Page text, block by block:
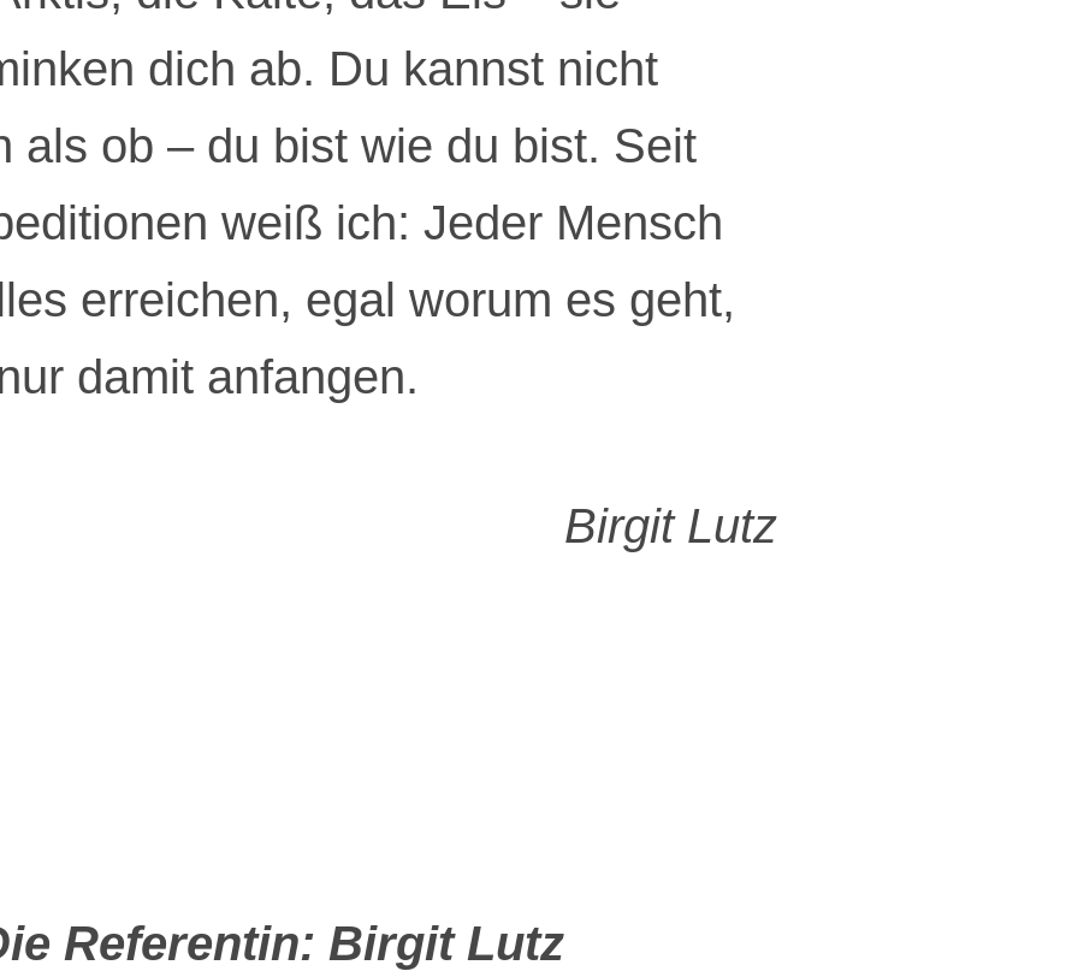
dich ab. Du kannst nicht
als ob – du bist wie du bist. Seit
weiß ich: Jeder Mensch
erreichen, egal worum es geht,
damit anfangen.
Birgit Lutz
Referentin: Birgit Lutz